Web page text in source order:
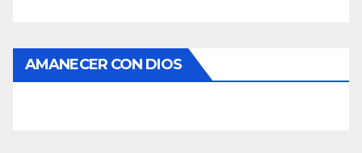
AMANECER CON DIOS